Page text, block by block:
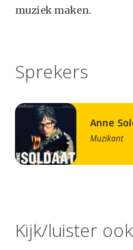
muziek maken.
Sprekers
Anne
Muzikant
Kijk/luister ook